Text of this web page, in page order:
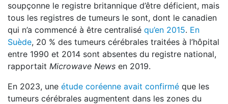
soupçonne le registre britannique d’être déficient, mais
tous les registres de tumeurs le sont, dont le canadien
qui n’a commencé à être centralisé qu’en 2015. En
Suède, 20 % des tumeurs cérébrales traitées à l’hôpital
entre 1990 et 2014 sont absentes du registre national,
rapportait Microwave News en 2019.
En 2023, une étude coréenne avait confirmé que les
tumeurs cérébrales augmentent dans les zones du